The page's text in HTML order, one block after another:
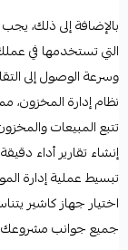
بالإضافة إلى ذلك،
التي تستخدمها في
وسرعة الوصول إلى
نظام إدارة المخزون،
تتبع المبيعات
إنشاء تقارير أداء دقيقة.
تبسيط عملية إدارة
اختيار جهاز كاشير
جميع جوانب مشروعك